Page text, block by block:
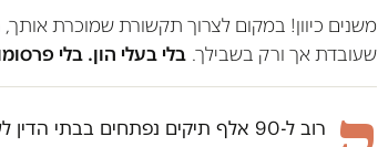
משנים כיוון! במקום לצרוך תקשורת שמוכרת אותך,
שעובדת אך ורק בשבילך. בלי בעלי הון. בלי
רוב ל-90 אלף תיקים נפתחים בבתי